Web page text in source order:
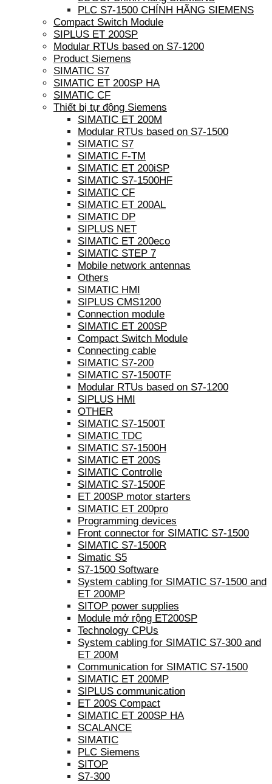
PLC S7-1500 CHÍNH HÃNG SIEMENS
Compact Switch Module
SIPLUS ET 200SP
Modular RTUs based on S7-1200
Product Siemens
SIMATIC S7
SIMATIC ET 200SP HA
SIMATIC CF
Thiết bị tự động Siemens
SIMATIC ET 200M
Modular RTUs based on S7-1500
SIMATIC S7
SIMATIC F-TM
SIMATIC ET 200iSP
SIMATIC S7-1500HF
SIMATIC CF
SIMATIC ET 200AL
SIMATIC DP
SIPLUS NET
SIMATIC ET 200eco
SIMATIC STEP 7
Mobile network antennas
Others
SIMATIC HMI
SIPLUS CMS1200
Connection module
SIMATIC ET 200SP
Compact Switch Module
Connecting cable
SIMATIC S7-200
SIMATIC S7-1500TF
Modular RTUs based on S7-1200
SIPLUS HMI
OTHER
SIMATIC S7-1500T
SIMATIC TDC
SIMATIC S7-1500H
SIMATIC ET 200S
SIMATIC Controlle
SIMATIC S7-1500F
ET 200SP motor starters
SIMATIC ET 200pro
Programming devices
Front connector for SIMATIC S7-1500
SIMATIC S7-1500R
Simatic S5
S7-1500 Software
System cabling for SIMATIC S7-1500 and
ET 200MP
SITOP power supplies
Module mở rộng ET200SP
Technology CPUs
System cabling for SIMATIC S7-300 and
ET 200M
Communication for SIMATIC S7-1500
SIMATIC ET 200MP
SIPLUS communication
ET 200S Compact
SIMATIC ET 200SP HA
SCALANCE
SIMATIC
PLC Siemens
SITOP
S7-300